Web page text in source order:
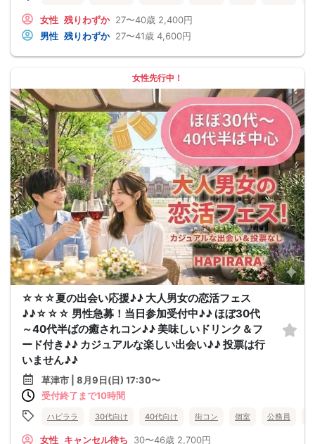
女性 残りわずか 27〜40歳 2,400円
男性 残りわずか 27〜41歳 4,600円
女性先行中！
☆☆☆夏の出会い応援♪♪ 大人男女の恋活フェス
♪♪☆☆☆ 男性急募！当日参加受付中♪♪ ほぼ30代
～40代半ばの癒されコン♪♪ 美味しいドリンク＆フ
ード付き♪♪ カジュアルな楽しい出会い♪♪ 投票は行
いません♪♪
草津市 | 8月9日(日) 17:30〜
受付終了まで10時間
ハピララ 30代向け 40代向け 街コン 個室 公務員
女性 キャンセル待ち 30〜46歳 2,700円